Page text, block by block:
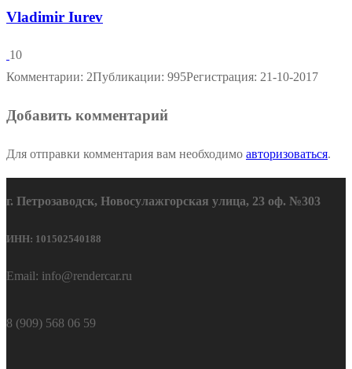
Vladimir Iurev
10
Комментарии: 2Публикации: 995Регистрация: 21-10-2017
Добавить комментарий
Для отправки комментария вам необходимо авторизоваться.
г. Петрозаводск, Новосулажгорская улица, 23 оф. №303
ИНН: 101502540188
Email: info@rendercar.ru
8 (909) 568 06 59